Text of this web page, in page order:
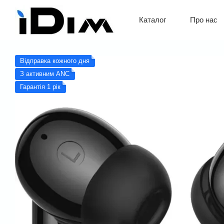
Перейти до основного контенту
Каталог
Про нас
Відправка кожного дня
З активним ANC
Гарантія 1 рік